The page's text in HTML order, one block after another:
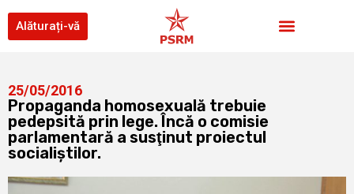
Alăturați-vă
25/05/2016
Propaganda homosexuală trebuie
pedepsită prin lege. Încă o comisie
parlamentară a susţinut proiectul
socialiştilor.